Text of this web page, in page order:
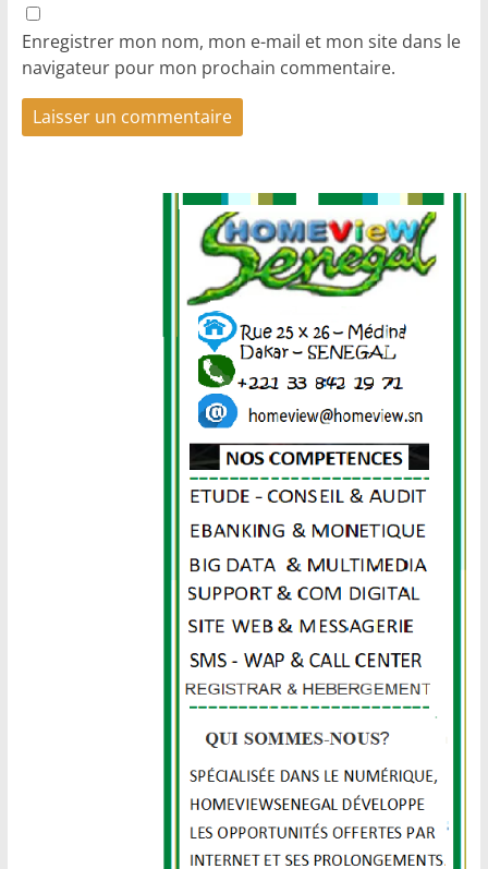
Enregistrer mon nom, mon e-mail et mon site dans le
navigateur pour mon prochain commentaire.